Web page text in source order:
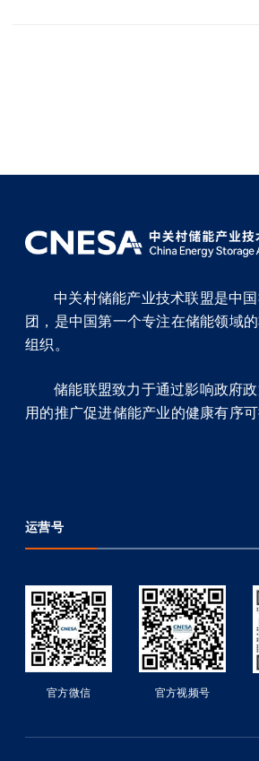
中关村储能产业技术联盟是中
团，是中国第一个专注在储能领域
组织。
储能联盟致力于通过影响政府
用的推广促进储能产业的健康有序可
运营号
官方微信 官方视频号